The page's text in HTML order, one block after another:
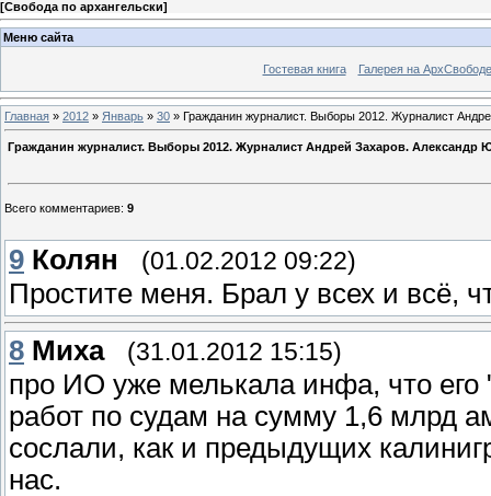
[Свобода по архангельски]
Меню сайта
Гостевая книга Галерея на АрхСвободе
Главная » 2012 » Январь » 30 » Гражданин журналист. Выборы 2012. Журналист
Гражданин журналист. Выборы 2012. Журналист Андрей Захаров.
Всего комментариев: 9
9 Колян (01.02.2012 09:22)
Простите меня. Брал у всех и всё,
8 Миха (31.01.2012 15:15)
про ИО уже мелькала инфа, что
работ по судам на сумму 1,6 млрд
сослали, как и предыдущих
нас.